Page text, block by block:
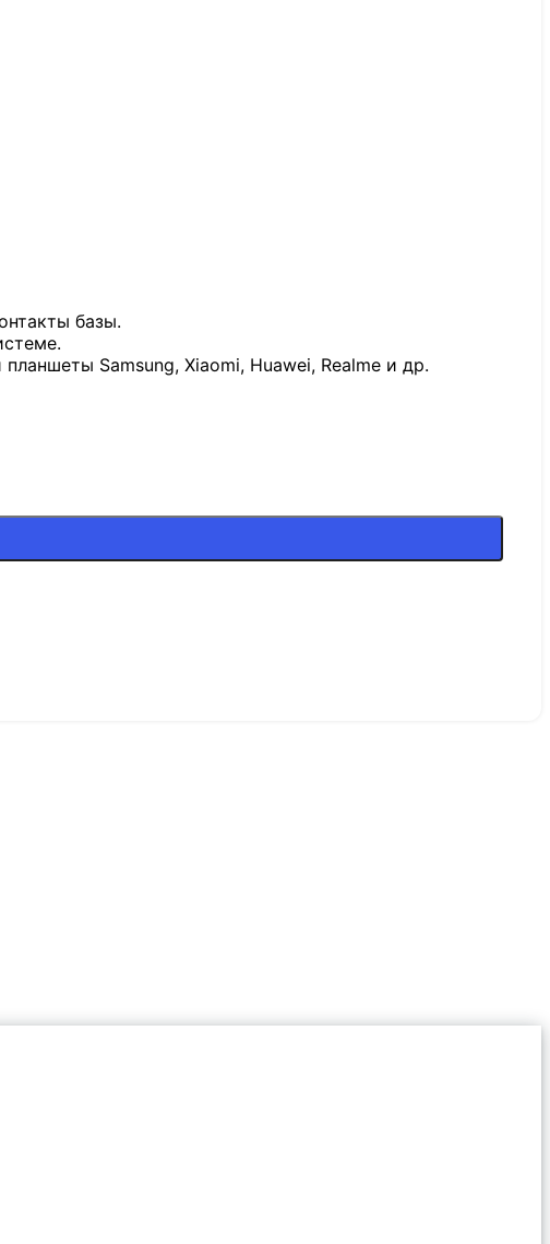
базы.
Samsung, Xiaomi, Huawei, Realme и др.